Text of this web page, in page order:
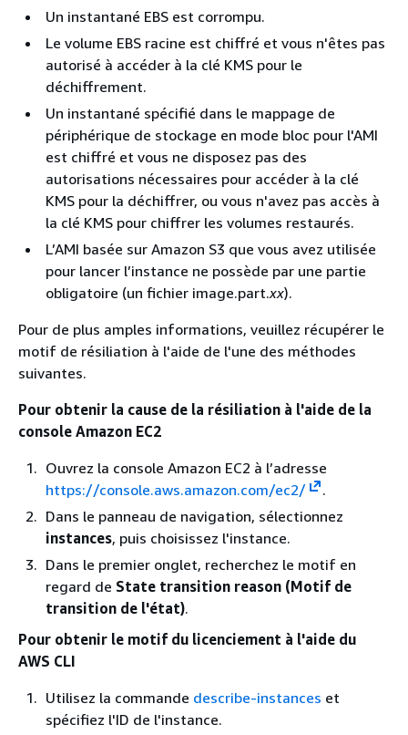
Un instantané EBS est corrompu.
Le volume EBS racine est chiffré et vous n'êtes pas
autorisé à accéder à la clé KMS pour le
déchiffrement.
Un instantané spécifié dans le mappage de
périphérique de stockage en mode bloc pour l'AMI
est chiffré et vous ne disposez pas des
autorisations nécessaires pour accéder à la clé
KMS pour la déchiffrer, ou vous n'avez pas accès à
la clé KMS pour chiffrer les volumes restaurés.
L’AMI basée sur Amazon S3 que vous avez utilisée
pour lancer l’instance ne possède par une partie
obligatoire (un fichier image.part.xx).
Pour de plus amples informations, veuillez récupérer le
motif de résiliation à l'aide de l'une des méthodes
suivantes.
Pour obtenir la cause de la résiliation à l'aide de la
console Amazon EC2
Ouvrez la console Amazon EC2 à l’adresse
https://console.aws.amazon.com/ec2/
.
Dans le panneau de navigation, sélectionnez
instances, puis choisissez l'instance.
Dans le premier onglet, recherchez le motif en
regard de State transition reason (Motif de
transition de l'état).
Pour obtenir le motif du licenciement à l'aide du
AWS CLI
Utilisez la commande describe-instances et
spécifiez l'ID de l'instance.